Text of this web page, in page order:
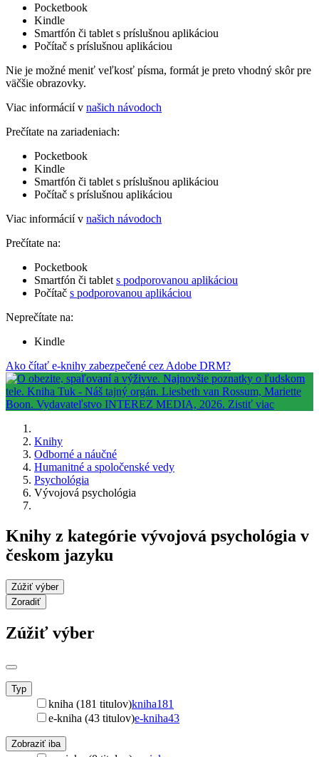
Pocketbook
Kindle
Smartfón či tablet s príslušnou aplikáciou
Počítač s príslušnou aplikáciou
Nie je možné meniť veľkosť písma, formát je preto vhodný skôr pre
väčšie obrazovky.
Viac informácií v našich návodoch
Prečítate na zariadeniach:
Pocketbook
Kindle
Smartfón či tablet s príslušnou aplikáciou
Počítač s príslušnou aplikáciou
Viac informácií v našich návodoch
Prečítate na:
Pocketbook
Smartfón či tablet s podporovanou aplikáciou
Počítač s podporovanou aplikáciou
Neprečítate na:
Kindle
Ako čítať e-knihy zabezpečené cez Adobe DRM?
Knihy
Odborné a náučné
Humanitné a spoločenské vedy
Psychológia
Vývojová psychológia
Knihy z kategórie vývojová psychológia v
českom jazyku
Zúžiť výber
Zoradiť
Zúžiť výber
Typ
kniha (181 titulov)kniha181
e-kniha (43 titulov)e-kniha43
Zobraziť iba